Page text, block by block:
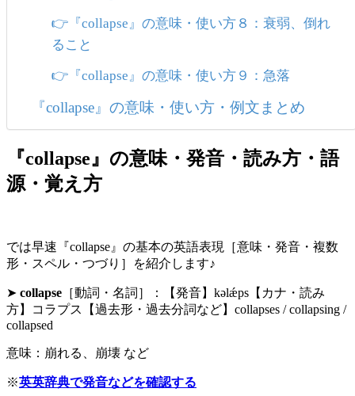
👉『collapse』の意味・使い方８：衰弱、倒れ
ること
👉『collapse』の意味・使い方９：急落
『collapse』の意味・使い方・例文まとめ
『collapse』の意味・発音・読み方・語
源・覚え方
では早速『collapse』の基本の英語表現［意味・発音・複数
形・スペル・つづり］を紹介します♪
➤ collapse ［動詞・名詞］：【発音】kəlǽps【カナ・読み
方】コラプス【過去形・過去分詞など】collapses / collapsing /
collapsed
意味：崩れる、崩壊 など
※英英辞典で発音などを確認する